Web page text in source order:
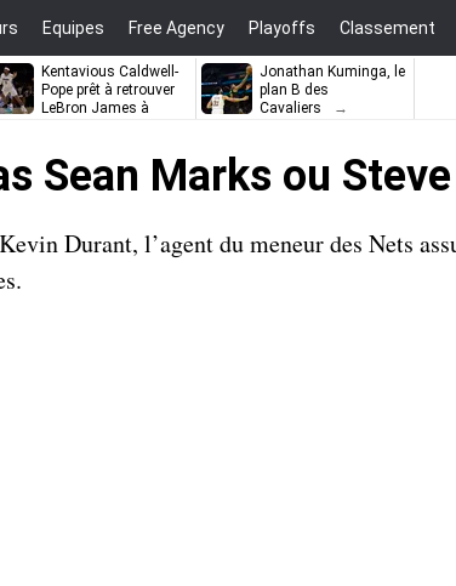
Equipes Free Agency Playoffs Classement
Kentavious Caldwell-
Pope prêt à retrouver
LeBron James à
Jonathan Kuminga, le
plan B des
Cavaliers
Sean Marks ou
Durant, l’agent du meneur des Nets